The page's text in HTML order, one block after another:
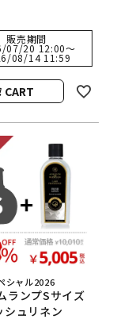
販売期間
07/20 12:00〜
08/14 11:59
CART
シャル2026
ランプSサイズ
シュリネン